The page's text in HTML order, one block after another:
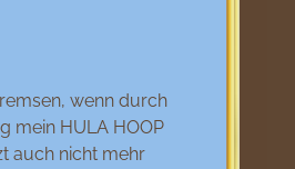
wenn durch
mein HULA HOOP
auch nicht mehr